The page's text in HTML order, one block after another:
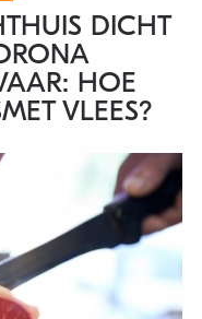
DICHT
HOE
VLEES?